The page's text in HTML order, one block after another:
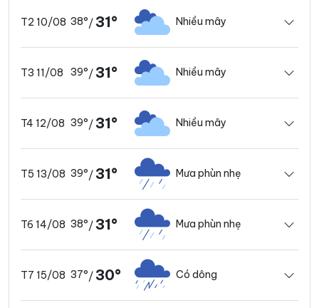
T2 10/08 38°/31° Nhiều mây
T3 11/08 39°/31° Nhiều mây
T4 12/08 39°/31° Nhiều mây
T5 13/08 39°/31° Mưa phùn nhẹ
T6 14/08 38°/31° Mưa phùn nhẹ
T7 15/08 37°/30° Có dông